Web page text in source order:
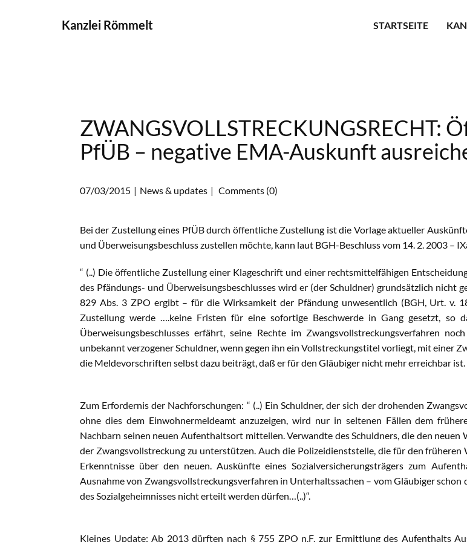
STARTSEITE
Kanzlei Römmelt
ZWANGSVOLLSTRECKUNGSRECHT:
PfÜB – negative EMA-Auskunft
07/03/2015 News & updates Comments (0)
Bei der Zustellung eines PfÜB durch öffentliche Zustellung ist die Vorlage aktueller
und Überweisungsbeschluss zustellen möchte, kann laut BGH-Beschluss vom 14. 2. 2003 –
“ (..) Die öffentliche Zustellung einer Klageschrift und einer rechtsmittelfähigen
des Pfändungs- und Überweisungsbeschlusses wird er (der Schuldner) grundsätzlich nicht
829 Abs. 3 ZPO ergibt – für die Wirksamkeit der Pfändung unwesentlich (BGH, Urt. v.
Zustellung werde ….keine Fristen für eine sofortige Beschwerde in Gang gesetzt, so
Überweisungsbeschlusses erfährt, seine Rechte im Zwangsvollstreckungsverfahren
unbekannt verzogener Schuldner, wenn gegen ihn ein Vollstreckungstitel vorliegt, mit einer
die Meldevorschriften selbst dazu beiträgt, daß er für den Gläubiger nicht mehr erreichbar ist.
Zum Erfordernis der Nachforschungen: “ (..) Ein Schuldner, der sich der drohenden
ohne dies dem Einwohnermeldeamt anzuzeigen, wird nur in seltenen Fällen dem
Nachbarn seinen neuen Aufenthaltsort mitteilen. Verwandte des Schuldners, die den
der Zwangsvollstreckung zu unterstützen. Auch die Polizeidienststelle, die für den
Erkenntnisse über den neuen. Auskünfte eines Sozialversicherungsträgers zum
Ausnahme von Zwangsvollstreckungsverfahren in Unterhaltssachen – vom Gläubiger schon
des Sozialgeheimnisses nicht erteilt werden dürfen…(..)“.
Kleines Update: Ab 2013 dürften nach § 755 ZPO n.F. zur Ermittlung des Aufenthalts